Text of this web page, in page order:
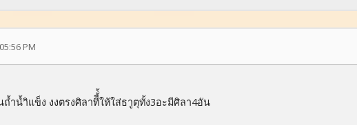
PM
ำน้ำิแข็ง งงตรงศิลาทีี้่้ให้ใส่ธาูตุทั้ง3อะมีศิลา4อัน